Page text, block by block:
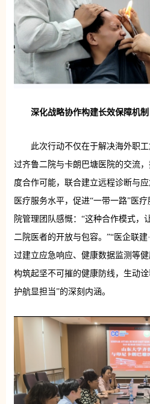
深化战略协作构建长效保障机制
此次行动不仅在于解决海外职
过齐鲁二院与卡朗巴塘医院的交流
度合作可能，联合建立远程诊断与
医疗服务水平，促进“一带一路”医
院管理团队感慨：“这种合作模式，
二院医者的开放与包容。”“医企联建
过建立应急响应、健康数据监测等
构筑起坚不可摧的健康防线，生动
护航显担当”的深刻内涵。